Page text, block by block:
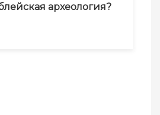
археология?